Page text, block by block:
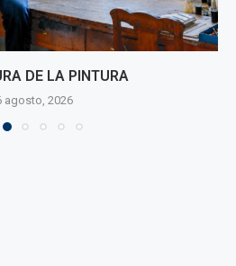
DE LA PINTURA
agosto, 2026